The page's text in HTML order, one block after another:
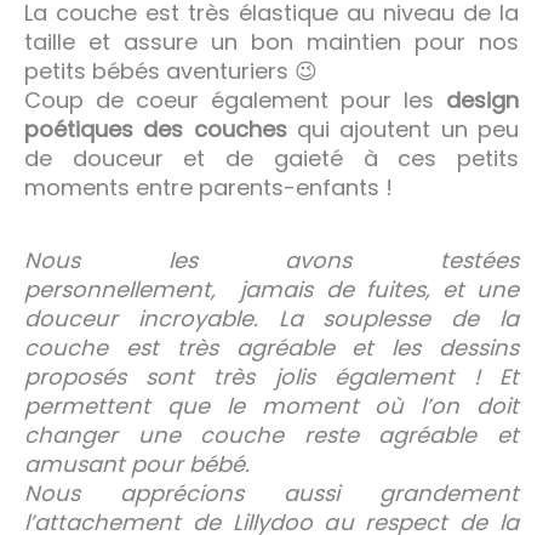
La couche est très élastique au niveau de la
taille et assure un bon maintien pour nos
petits bébés aventuriers 😉
Coup de coeur également pour les design
poétiques des couchesqui ajoutent un peu
de douceur et de gaieté à ces petits
moments entre parents-enfants !
Nous les avons testées
personnellement,
jamais de fuites, et une
douceur incroyable. La souplesse de la
couche est très agréable et les dessins
proposés sont très jolis également ! Et
permettent que le moment où l’on doit
changer une couche reste agréable et
amusant pour bébé.
Nous apprécions aussi grandement
l’attachement de Lillydoo au respect de la